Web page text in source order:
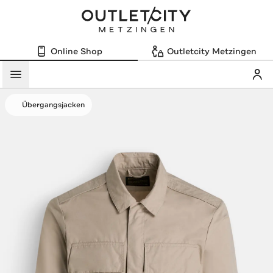
Online Shop Outletcity Metzingen
Menü
Übergangsjacken